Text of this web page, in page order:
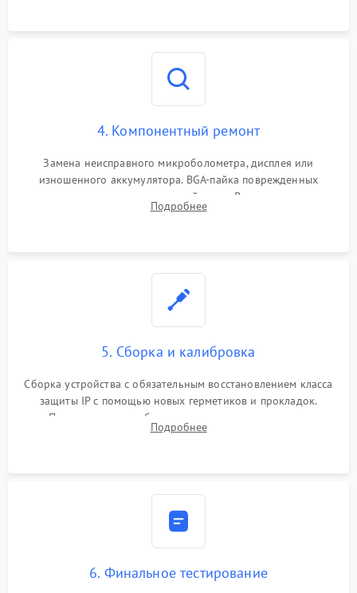
4. Компонентный ремонт
Замена неисправного микроболометра, дисплея или
изношенного аккумулятора. BGA-пайка поврежденных
контроллеров на материнской плате. Восстановление
разъемов и кнопок, замена поврежденных элементов
Подробнее
5. Сборка и калибровка
Сборка устройства с обязательным восстановлением класса
защиты IP с помощью новых герметиков и прокладок.
Программная калибровка матрицы по эталонному
абсолютно черному телу для точного измерения температур.
Подробнее
6. Финальное тестирование